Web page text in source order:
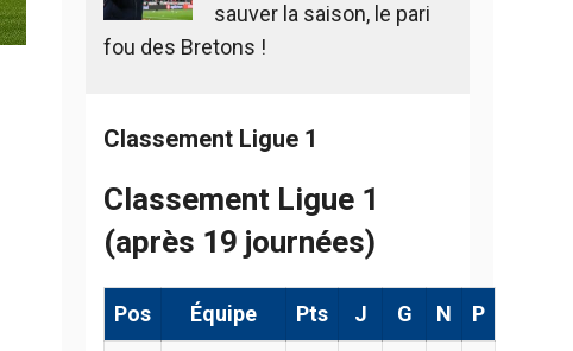
sauver la saison, le pari
fou des Bretons !
Classement Ligue 1
Classement Ligue 1
(après 19 journées)
Pos Équipe Pts J G N P